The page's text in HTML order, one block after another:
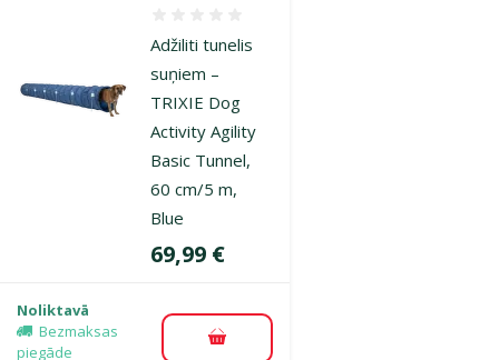
Adžiliti tunelis
suņiem –
TRIXIE Dog
Activity Agility
Basic Tunnel,
60 cm/5 m,
Blue
Cena
69,99 €
Noliktavā
Bezmaksas
piegāde
Pievienot grozam